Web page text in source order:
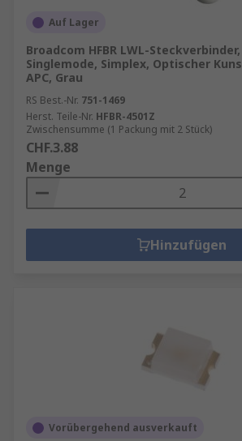
Auf Lager
Broadcom HFBR LWL-Steckverbinder,
Singlemode, Simplex, Optischer
APC, Grau
RS Best.-Nr. 751-1469
Herst. Teile-Nr. HFBR-4501Z
Zwischensumme (1 Packung mit 2 Stück)
CHF.3.88
Menge
Hinzufügen
Vorübergehend ausverkauft